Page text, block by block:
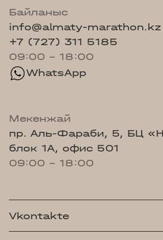
Байланыс
info@almaty-marathon.kz
+7 (727) 311 5185
09:00 - 18:00
WhatsApp
Мекенжай
пр. Аль-Фараби, 5, БЦ
блок 1А, офис 501
09:00 - 18:00
Vkontakte